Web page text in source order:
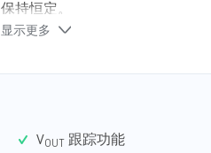
保持恒定。
MPM3683-20可通过电容配置软启
MPM3683-20 采用紧凑型 FCM
显示更多
VOUT 跟踪功能